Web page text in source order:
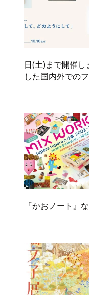
日(土)まで開催
した国内外での
『かおノート』